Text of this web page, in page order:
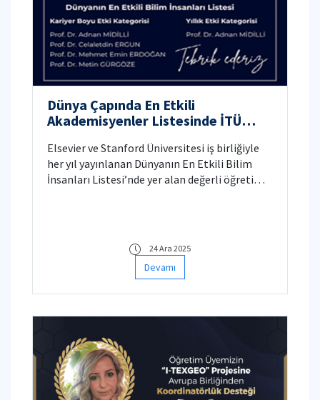
Dünya Çapında En Etkili
Akademisyenler Listesinde İTÜ
Elsevier ve Stanford Üniversitesi iş birliğiyle
her yıl yayınlanan Dünyanın En Etkili Bilim
İnsanları Listesi’nde yer alan değerli öğretim
24 Ara 2025
Devamı